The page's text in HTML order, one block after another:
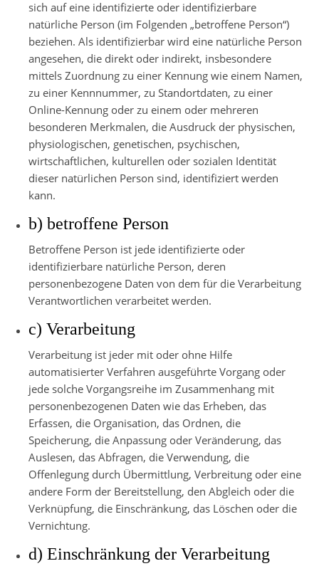
sich auf eine identifizierte oder identifizierbare
natürliche Person (im Folgenden „betroffene Person“)
beziehen. Als identifizierbar wird eine natürliche Person
angesehen, die direkt oder indirekt, insbesondere
mittels Zuordnung zu einer Kennung wie einem Namen,
zu einer Kennnummer, zu Standortdaten, zu einer
Online-Kennung oder zu einem oder mehreren
besonderen Merkmalen, die Ausdruck der physischen,
physiologischen, genetischen, psychischen,
wirtschaftlichen, kulturellen oder sozialen Identität
dieser natürlichen Person sind, identifiziert werden
kann.
b) betroffene Person
Betroffene Person ist jede identifizierte oder
identifizierbare natürliche Person, deren
personenbezogene Daten von dem für die Verarbeitung
Verantwortlichen verarbeitet werden.
c) Verarbeitung
Verarbeitung ist jeder mit oder ohne Hilfe
automatisierter Verfahren ausgeführte Vorgang oder
jede solche Vorgangsreihe im Zusammenhang mit
personenbezogenen Daten wie das Erheben, das
Erfassen, die Organisation, das Ordnen, die
Speicherung, die Anpassung oder Veränderung, das
Auslesen, das Abfragen, die Verwendung, die
Offenlegung durch Übermittlung, Verbreitung oder eine
andere Form der Bereitstellung, den Abgleich oder die
Verknüpfung, die Einschränkung, das Löschen oder die
Vernichtung.
d) Einschränkung der Verarbeitung